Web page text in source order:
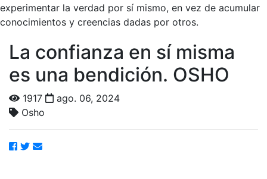
experimentar la verdad por sí mismo, en vez de acumular
conocimientos y creencias dadas por otros.
La confianza en sí misma
es una bendición. OSHO
1917
ago. 06, 2024
Osho